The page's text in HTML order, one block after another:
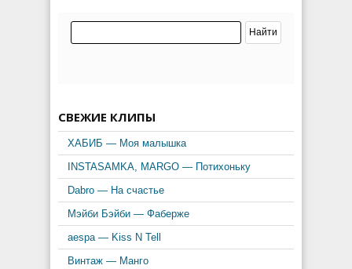
СВЕЖИЕ КЛИПЫ
ХАБИБ — Моя малышка
INSTASAMKA, MARGO — Потихоньку
Dabro — На счастье
Мэйби Бэйби — Фаберже
aespa — Kiss N Tell
Винтаж — Манго